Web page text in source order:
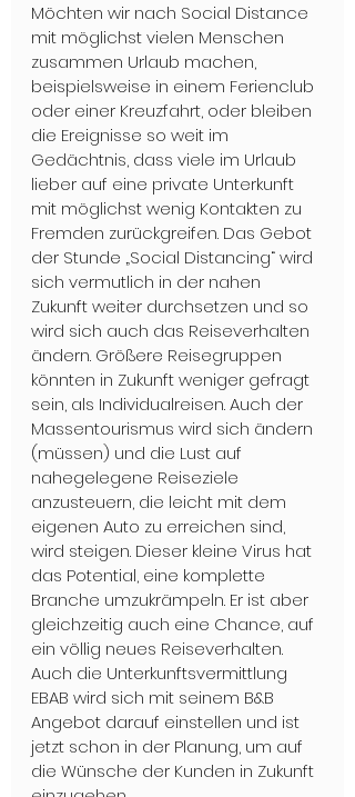
Möchten wir nach Social Distance
mit möglichst vielen Menschen
zusammen Urlaub machen,
beispielsweise in einem Ferienclub
oder einer Kreuzfahrt, oder bleiben
die Ereignisse so weit im
Gedächtnis, dass viele im Urlaub
lieber auf eine private Unterkunft
mit möglichst wenig Kontakten zu
Fremden zurückgreifen. Das Gebot
der Stunde „Social Distancing“ wird
sich vermutlich in der nahen
Zukunft weiter durchsetzen und so
wird sich auch das Reiseverhalten
ändern. Größere Reisegruppen
könnten in Zukunft weniger gefragt
sein, als Individualreisen. Auch der
Massentourismus wird sich ändern
(müssen) und die Lust auf
nahegelegene Reiseziele
anzusteuern, die leicht mit dem
eigenen Auto zu erreichen sind,
wird steigen. Dieser kleine Virus hat
das Potential, eine komplette
Branche umzukrämpeln. Er ist aber
gleichzeitig auch eine Chance, auf
ein völlig neues Reiseverhalten.
Auch die Unterkunftsvermittlung
EBAB wird sich mit seinem B&B
Angebot darauf einstellen und ist
jetzt schon in der Planung, um auf
die Wünsche der Kunden in Zukunft